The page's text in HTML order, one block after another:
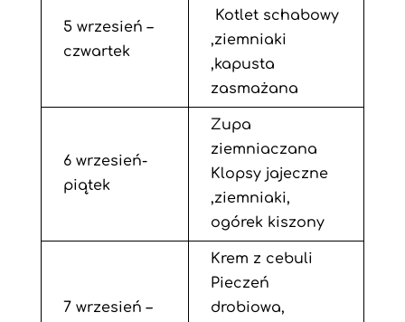
5 wrzesień –
czwartek
Kotlet schabowy
,ziemniaki
,kapusta
zasmażana
6 wrzesień-
piątek
Zupa
ziemniaczana
Klopsy jajeczne
,ziemniaki,
ogórek kiszony
7 wrzesień –
Krem z cebuli
Pieczeń
drobiowa,